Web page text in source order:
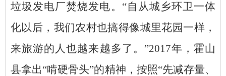
垃圾发电厂焚烧发电。“自从城乡环卫一体
化以后，我们农村也搞得像城里花园一样，
来旅游的人也越来越多了。”2017年，霍山
县拿出“啃硬骨头”的精神，按照“先减存量、